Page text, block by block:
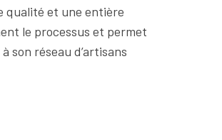
qualité et une entière
le processus et permet
son réseau d’artisans